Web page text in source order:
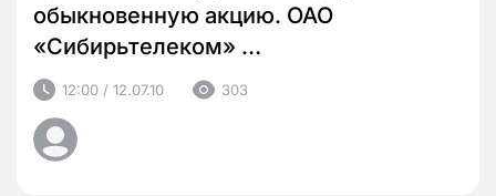
обыкновенную акцию. ОАО
«Сибирьтелеком» …
12:00 / 12.07.10 303